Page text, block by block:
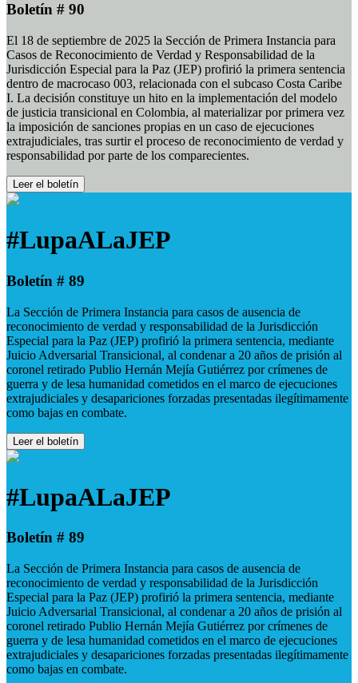
Boletín # 90
El 18 de septiembre de 2025 la Sección de Primera Instancia para
Casos de Reconocimiento de Verdad y Responsabilidad de la
Jurisdicción Especial para la Paz (JEP) profirió la primera sentencia
dentro de macrocaso 003, relacionada con el subcaso Costa Caribe
I. La decisión constituye un hito en la implementación del modelo
de justicia transicional en Colombia, al materializar por primera vez
la imposición de sanciones propias en un caso de ejecuciones
extrajudiciales, tras surtir el proceso de reconocimiento de verdad y
responsabilidad por parte de los comparecientes.
Leer el boletín
#LupaALaJEP
Boletín # 89
La Sección de Primera Instancia para casos de ausencia de
reconocimiento de verdad y responsabilidad de la Jurisdicción
Especial para la Paz (JEP) profirió la primera sentencia, mediante
Juicio Adversarial Transicional, al condenar a 20 años de prisión al
coronel retirado Publio Hernán Mejía Gutiérrez por crímenes de
guerra y de lesa humanidad cometidos en el marco de ejecuciones
extrajudiciales y desapariciones forzadas presentadas ilegítimamente
como bajas en combate.
Leer el boletín
#LupaALaJEP
Boletín # 89
La Sección de Primera Instancia para casos de ausencia de
reconocimiento de verdad y responsabilidad de la Jurisdicción
Especial para la Paz (JEP) profirió la primera sentencia, mediante
Juicio Adversarial Transicional, al condenar a 20 años de prisión al
coronel retirado Publio Hernán Mejía Gutiérrez por crímenes de
guerra y de lesa humanidad cometidos en el marco de ejecuciones
extrajudiciales y desapariciones forzadas presentadas ilegítimamente
como bajas en combate.